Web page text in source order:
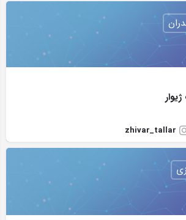
zhivar_tallar